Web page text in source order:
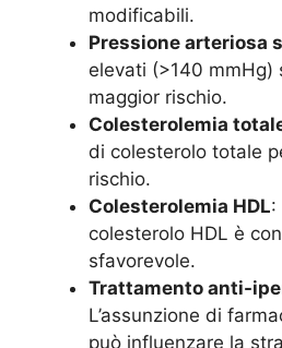
modificabili.
Pressione arteriosa
elevati (>140 mmHg)
maggior rischio.
Colesterolemia
di colesterolo totale
rischio.
Colesterolemia HDL:
colesterolo HDL è
sfavorevole.
Trattamento anti-
L’assunzione di
può influenzare la